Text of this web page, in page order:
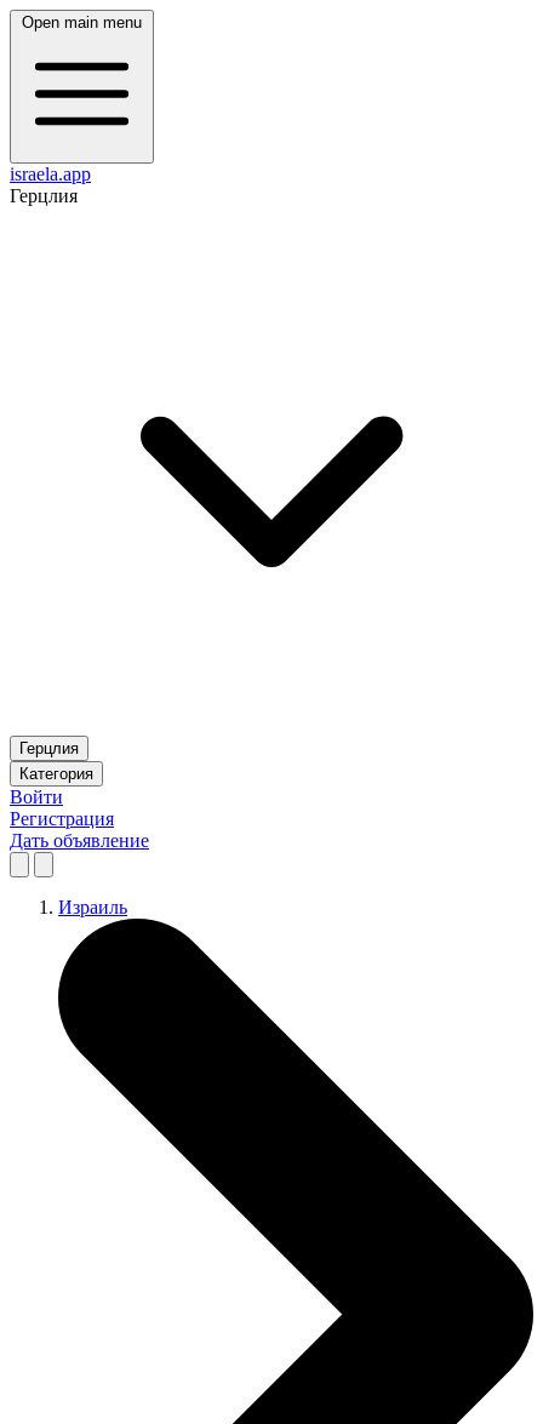
Open main menu
israela.app
Герцлия
Герцлия
Категория
Войти
Регистрация
Дать объявление
Израиль